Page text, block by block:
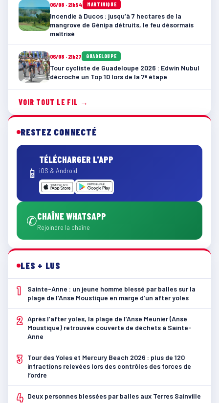
06/08 · 21h54 MARTINIQUE
Incendie à Ducos : jusqu’à 7 hectares de la
mangrove de Génipa détruits, le feu désormais
maîtrisé
06/08 · 21h27 GUADELOUPE
Tour cycliste de Guadeloupe 2026 : Edwin Nubul
décroche un Top 10 lors de la 7ᵉ étape
VOIR TOUT LE FIL →
RESTEZ CONNECTÉ
📱
TÉLÉCHARGER L'APP
iOS & Android
✆CHAÎNE WHATSAPP
Rejoindre la chaîne
LES + LUS
1
Sainte-Anne : un jeune homme blessé par balles sur la
plage de l’Anse Moustique en marge d’un after yoles
2 Après l’after yoles, la plage de l’Anse Meunier (Anse
Moustique) retrouvée couverte de déchets à Sainte-
Anne
3
Tour des Yoles et Mercury Beach 2026 : plus de 120
infractions relevées lors des contrôles des forces de
l’ordre
4 Deux personnes blessées par balles aux Terres Sainville